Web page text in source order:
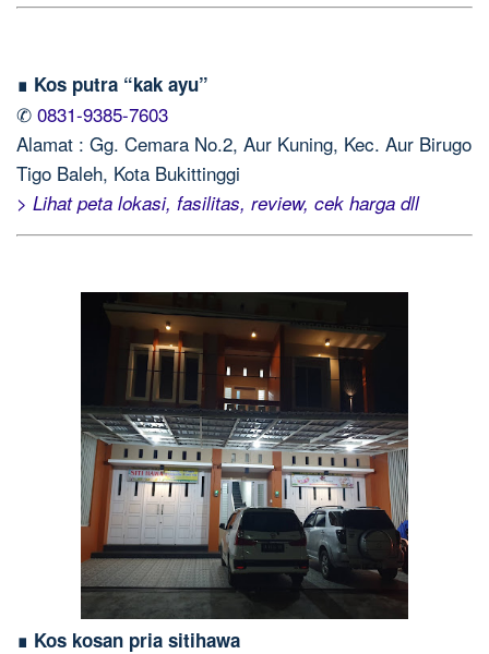
∎ Kos putra “kak ayu”
✆ 0831-9385-7603
Alamat : Gg. Cemara No.2, Aur Kuning, Kec. Aur Birugo
Tigo Baleh, Kota Bukittinggi
> Lihat peta lokasi, fasilitas, review, cek harga dll
∎ Kos kosan pria sitihawa